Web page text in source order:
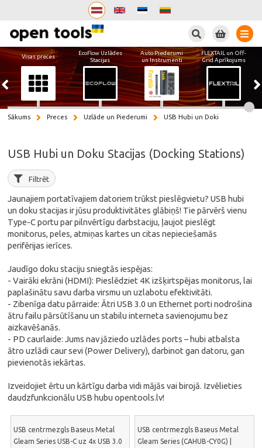
Visas preces
EcoFlow Uzlādes
Stacijas
Auto Piederumi
un Instrumenti
FLEXTAIL un Off-
Grid Aprīkojums
Sākums Preces Uzlāde un Piederumi USB Hubi un Doki
USB Hubi un Doku Stacijas (Docking Stations)
Filtrēt
Jaunajiem portatīvajiem datoriem trūkst pieslēgvietu? USB hubi
un doku stacijas ir jūsu produktivitātes glābiņš! Tie pārvērš vienu
Type-C portu par pilnvērtīgu darbstaciju, ļaujot pieslēgt
monitorus, peles, atmiņas kartes un citas nepieciešamās
perifērijas ierīces.
Jaudīgo doku staciju sniegtās iespējas:
- Vairāki ekrāni (HDMI): Pieslēdziet 4K izšķirtspējas monitorus, lai
paplašinātu savu darba virsmu un uzlabotu efektivitāti.
- Zibenīga datu pārraide: Ātri USB 3.0 un Ethernet porti nodrošina
ātru failu pārsūtīšanu un stabilu interneta savienojumu bez
aizkavēšanās.
- PD caurlaide: Jums nav jāziedo uzlādes ports – hubi atbalsta
ātro uzlādi caur sevi (Power Delivery), darbinot gan datoru, gan
pievienotās iekārtas.
Izveidojiet ērtu un kārtīgu darba vidi mājās vai birojā. Izvēlieties
daudzfunkcionālu USB hubu opentools.lv!
USB centrmezgls Baseus Metal
Gleam Series USB-C uz 4x USB 3.0
USB centrmezgls Baseus Metal
Gleam Series (CAHUB-CY0G) |